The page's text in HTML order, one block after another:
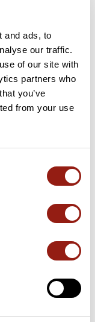
and ads, to
our traffic.
of our site with
partners who
you’ve
from your use
avis !
à proximité de
réaliser ce